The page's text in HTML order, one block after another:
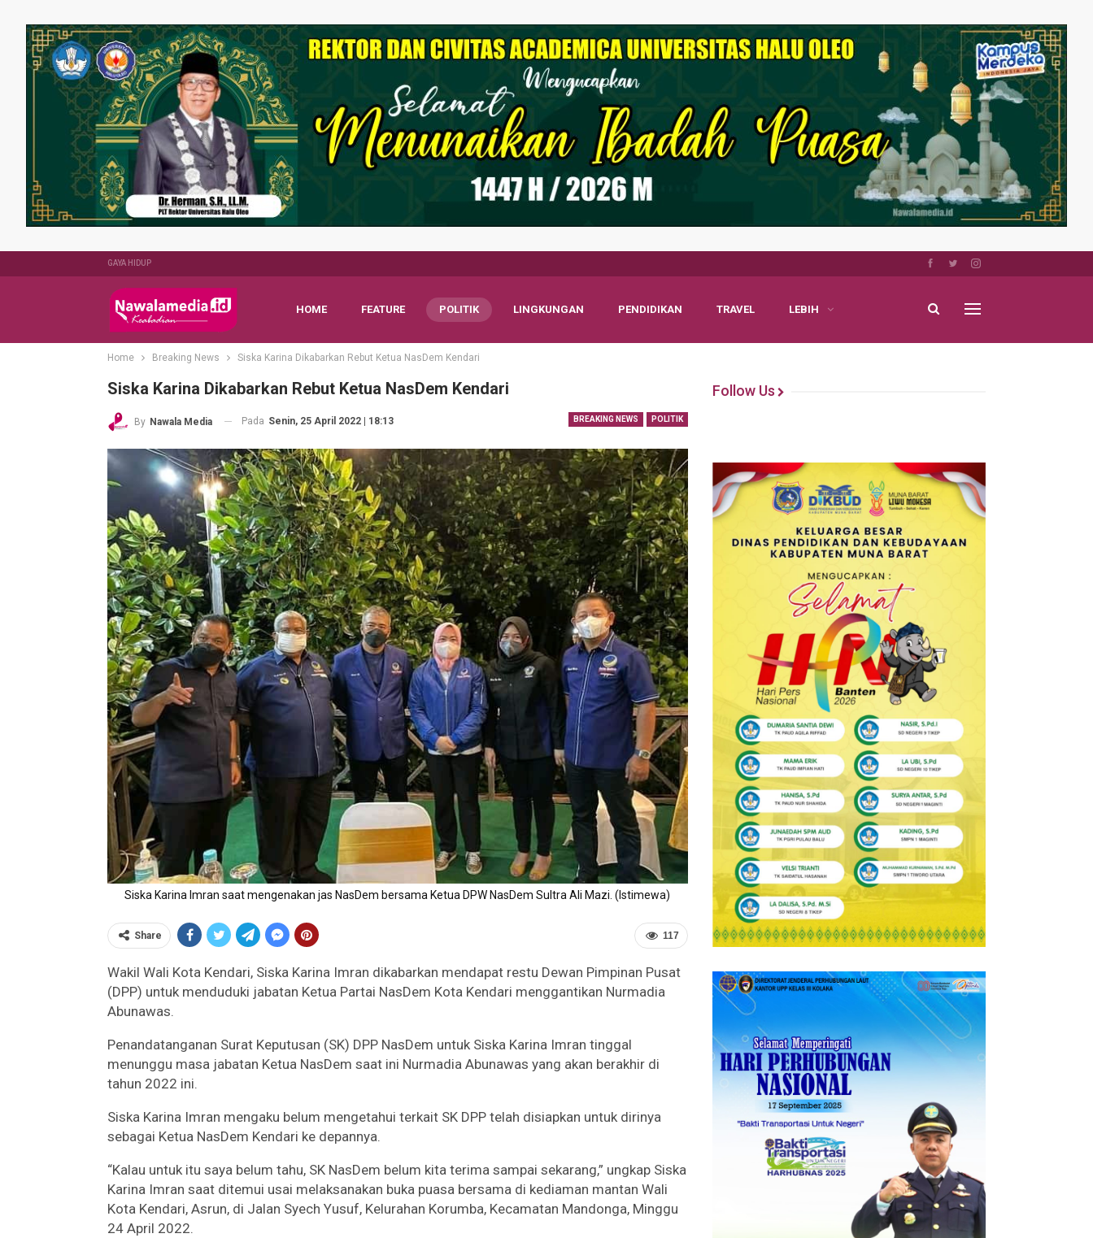
GAYA HIDUP
HOME FEATURE POLITIK LINGKUNGAN PENDIDIKAN TRAVEL LEBIH
Home Breaking News Siska Karina Dikabarkan Rebut Ketua NasDem Kendari
Siska Karina Dikabarkan Rebut Ketua NasDem Kendari
BREAKING NEWS POLITIK
By Nawala Media Pada Senin, 25 April 2022 | 18:13
Siska Karina Imran saat mengenakan jas NasDem bersama Ketua DPW NasDem Sultra Ali Mazi. (Istimewa)
117
Share
Wakil Wali Kota Kendari, Siska Karina Imran dikabarkan mendapat restu Dewan Pimpinan Pusat
(DPP) untuk menduduki jabatan Ketua Partai NasDem Kota Kendari menggantikan Nurmadia
Abunawas.
Penandatanganan Surat Keputusan (SK) DPP NasDem untuk Siska Karina Imran tinggal
menunggu masa jabatan Ketua NasDem saat ini Nurmadia Abunawas yang akan berakhir di
tahun 2022 ini.
Siska Karina Imran mengaku belum mengetahui terkait SK DPP telah disiapkan untuk dirinya
sebagai Ketua NasDem Kendari ke depannya.
“Kalau untuk itu saya belum tahu, SK NasDem belum kita terima sampai sekarang,” ungkap Siska
Karina Imran saat ditemui usai melaksanakan buka puasa bersama di kediaman mantan Wali
Kota Kendari, Asrun, di Jalan Syech Yusuf, Kelurahan Korumba, Kecamatan Mandonga, Minggu
24 April 2022.
Follow Us